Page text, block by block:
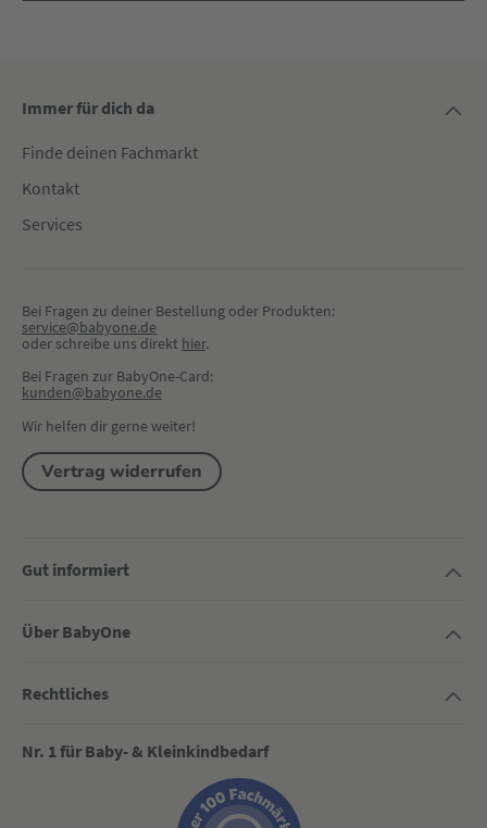
Immer für dich da
Finde deinen Fachmarkt
Kontakt
Services
Bei Fragen zu deiner Bestellung oder Produkten:
service@babyone.de
oder schreibe uns direkt hier.
Bei Fragen zur BabyOne-Card:
kunden@babyone.de
Wir helfen dir gerne weiter!
Vertrag widerrufen
Gut informiert
Über BabyOne
Rechtliches
Nr. 1 für Baby- & Kleinkindbedarf